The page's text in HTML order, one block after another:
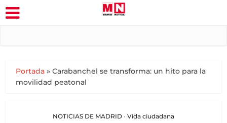
Portada »Carabanchel se transforma: un hito para la
movilidad peatonal
NOTICIAS DE MADRID • Vida ciudadana